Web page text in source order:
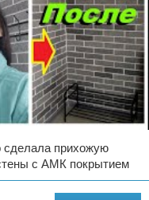
сделала прихожую
с АМК покрытием